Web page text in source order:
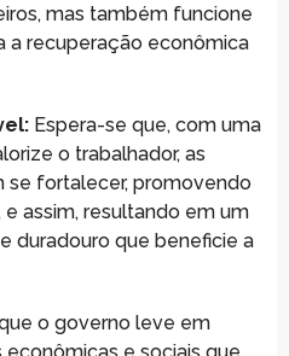
mas também funcione
a recuperação econômica
Espera-se que, com uma
o trabalhador, as
se fortalecer, promovendo
assim, resultando em um
duradouro que beneficie a
o governo leve em